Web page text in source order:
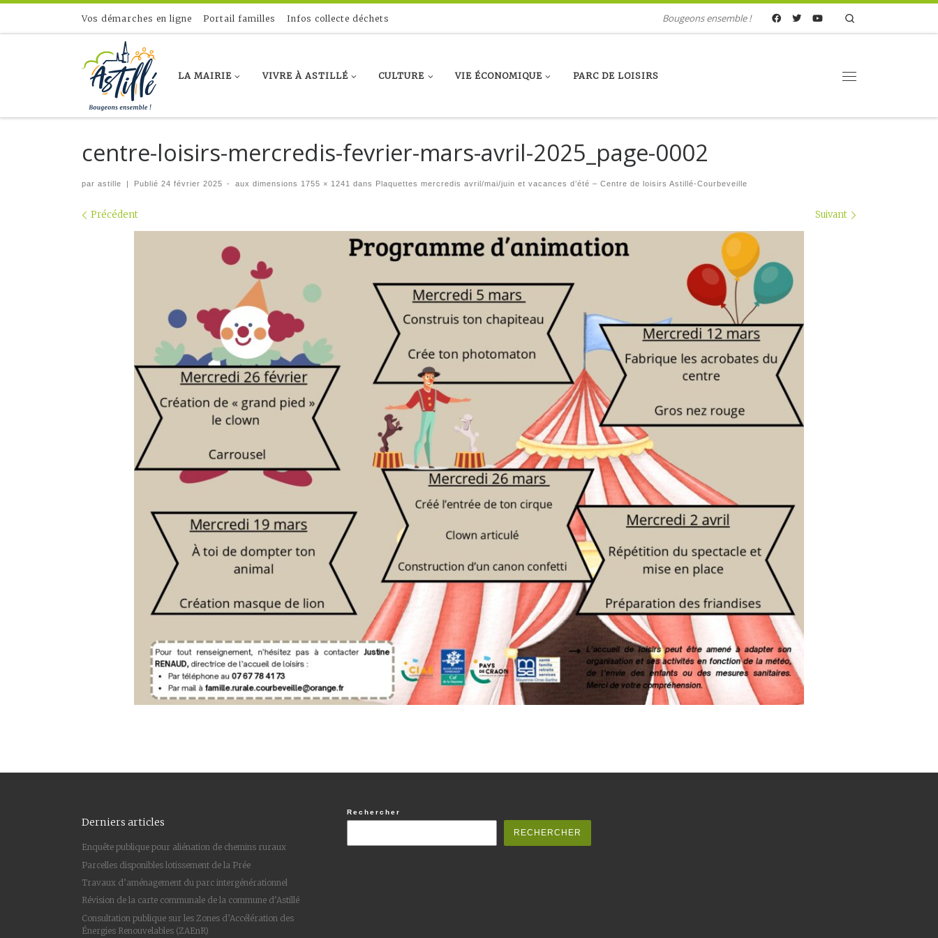
Skip to contentVos démarches en ligne Portail familles Infos collecte déchets Bougeons ensemble !
LA MAIRIE VIVRE À ASTILLÉ CULTURE VIE ÉCONOMIQUE PARC DE LOISIRS
centre-loisirs-mercredis-fevrier-mars-avril-2025_page-0002
par astille | Publié 24 février 2025 - aux dimensions 1755 × 1241 dans Plaquettes mercredis avril/mai/juin et vacances d’été – Centre de loisirs Astillé-Courbeveille
Navigation dans les images
Précédent Suivant
Derniers articles
Enquête publique pour aliénation de chemins ruraux
Parcelles disponibles lotissement de la Prée
Travaux d’aménagement du parc intergénérationnel
Révision de la carte communale de la commune d’Astillé
Consultation publique sur les Zones d’Accélération des
Énergies Renouvelables (ZAEnR)
Rechercher
RECHERCHER